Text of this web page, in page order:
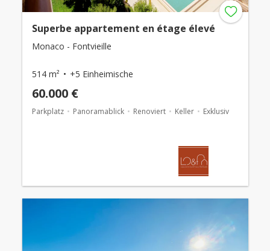
Superbe appartement en étage élevé
Monaco - Fontvieille
514 m² +5 Einheimische
60.000 €
Parkplatz Panoramablick Renoviert Keller Exklusiv